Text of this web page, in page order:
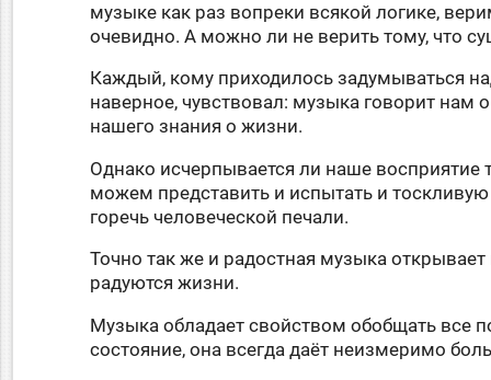
музыке как раз вопреки всякой логике,
очевидно. А можно ли не верить тому, что
Каждый, кому приходилось задумываться
наверное, чувствовал: музыка говорит
нашего знания о жизни.
Однако исчерпывается ли наше
можем представить и испытать и
горечь человеческой печали.
Точно так же и радостная музыка
радуются жизни.
Музыка обладает свойством обобщать все
состояние, она всегда даёт неизмеримо